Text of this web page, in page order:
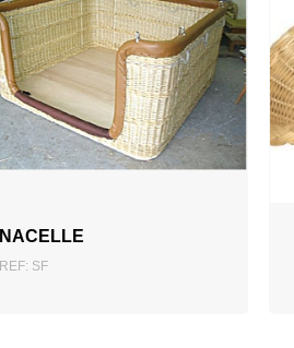
NACELLE
REF: SF
AJOUTER AU DEVIS